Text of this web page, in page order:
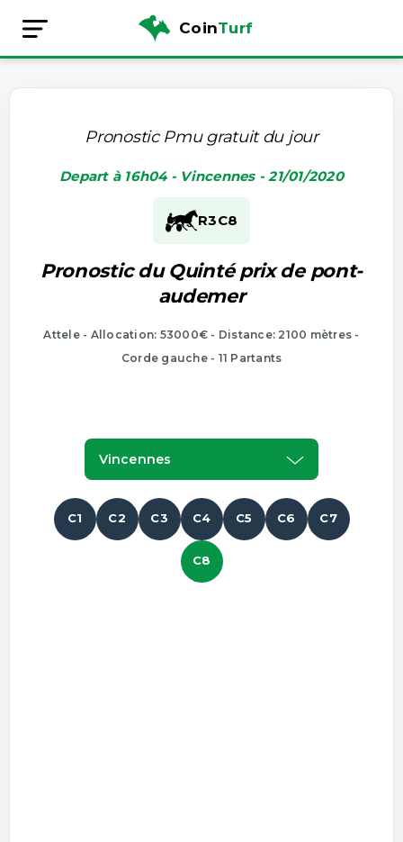
CoinTurf
Pronostic Pmu gratuit du jour
Depart à 16h04 - Vincennes - 21/01/2020
R3C8
Pronostic du Quinté prix de pont-
audemer
Attele - Allocation: 53000€ - Distance: 2100 mètres -
Corde gauche - 11 Partants
Vincennes
C1 C2 C3 C4 C5 C6 C7
C8